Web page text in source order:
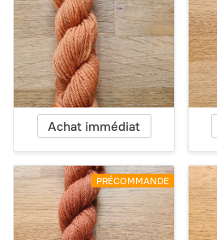
Achat immédiat
PRÉCOMMANDE